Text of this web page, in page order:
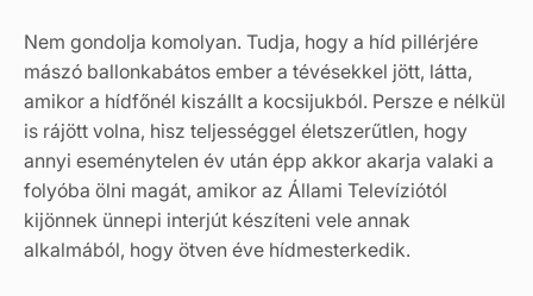
Nem gondolja komolyan. Tudja, hogy a híd pillérjére
mászó ballonkabátos ember a tévésekkel jött, látta,
amikor a hídfőnél kiszállt a kocsijukból. Persze e nélkül
is rájött volna, hisz teljességgel életszerűtlen, hogy
annyi eseménytelen év után épp akkor akarja valaki a
folyóba ölni magát, amikor az Állami Televíziótól
kijönnek ünnepi interjút készíteni vele annak
alkalmából, hogy ötven éve hídmesterkedik.